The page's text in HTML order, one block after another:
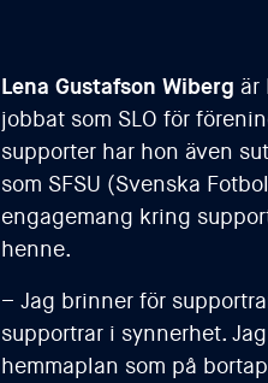
Lena Gustafson Wiberg är
jobbat som SLO för
supporter har hon även
som SFSU (Svenska
engagemang kring
henne.
– Jag brinner för
supportrar i synnerhet.
hemmaplan som på